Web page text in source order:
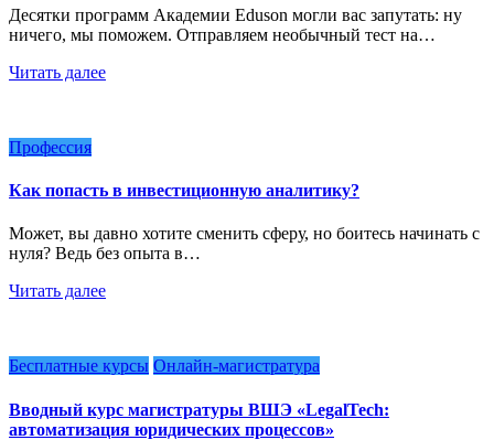
Десятки программ Академии Eduson могли вас запутать: ну
ничего, мы поможем. Отправляем необычный тест на…
Читать далее
Профессия
Как попасть в инвестиционную аналитику?
Может, вы давно хотите сменить сферу, но боитесь начинать с
нуля? Ведь без опыта в…
Читать далее
Бесплатные курсы Онлайн-магистратура
Вводный курс магистратуры ВШЭ «LegalTech:
автоматизация юридических процессов»